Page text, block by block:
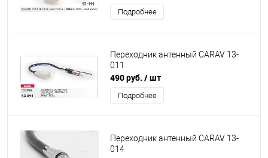
Подробнее
Переходник антенный CARAV 13-
011
490 руб. / шт
Подробнее
Переходник антенный CARAV 13-
014